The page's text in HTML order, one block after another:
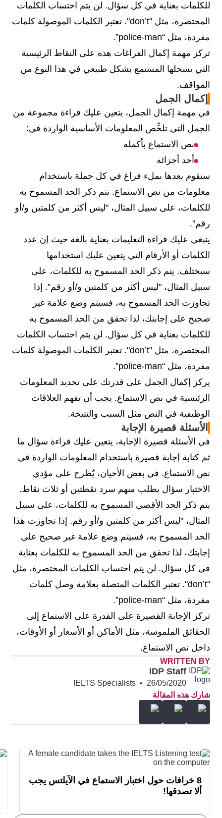
للكلمات بعناية في كل سؤال. لن يتم احتساب الكلمات
المختصرة، مثل "don’t". تعتبر الكلمات الموصولة كلمات
مفردة، مثل “police-man”.
تركز مهمة إكمال الفراغات هذه على النقاط الرئيسية
التي يسجلها المستمع بشكل طبيعي في هذا النوع من
المواقف.
إكمال الجمل
في مهمة إكمال الجمل، يتعين عليك قراءة مجموعة من
الجمل التي تلخِّص المعلومات الأساسية الواردة في:
نص الاستماع بأكمله
أحد أجزائه
ستقوم بعدها بملء فراغ في كل جملة باستخدام
معلومات من نص الاستماع. يتم ذكر الحد المسموح به
للكلمات، على سبيل المثال، "ليس أكثر من كلمتين و/أو
رقم”.
ينبغي عليك قراءة التعليمات بعناية بالغة حيث إن عدد
الكلمات أو الأرقام التي يتعين عليك استخدامها
سيختلف. يتم ذكر الحد المسموح به للكلمات، على
سبيل المثال، "ليس أكثر من كلمتين و/أو رقم”. إذا
تجاوزت الحد المسموح به، فسيتم وضع علامة غير
صحيح على إجابتك، لذا تحقق من الحد المسموح به
للكلمات بعناية في كل سؤال. لن يتم احتساب الكلمات
المختصرة، مثل "don’t". تعتبر الكلمات الموصولة كلمات
مفردة، مثل “police-man”.
يركز إكمال الجمل على قدرتك على تحديد المعلومات
الرئيسية في نص الاستماع. يجب أن تفهم العلاقات
الوظيفية في النص مثل السبب والنتيجة.
الأسئلة قصيرة الإجابة
في الأسئلة قصيرة الإجابة، يتعين عليك قراءة سؤال ما
ثم كتابة إجابة قصيرة باستخدام المعلومات الواردة في
نص الاستماع. في بعض الأحيان، يُطرح على مؤدي
الاختبار سؤال يطلب منهم سرد نقطتين أو ثلاث نقاط.
يتم ذكر الحد الأقصى المسموح به للكلمات، على سبيل
المثال، "ليس أكثر من كلمتين و/أو رقم. إذا تجاوزت هذا
الحد المسموح به، فسيتم وضع علامة غير صحيح على
إجابتك، لذا تحقق من الحد المسموح به للكلمات بعناية
في كل سؤال. لن يتم احتساب الكلمات المختصرة، مثل
"don’t". تعتبر الكلمات المتصلة بعلامة وصل كلمات
مفردة، مثل “police-man”.
تركز الإجابة القصيرة على القدرة على الاستماع إلى
الحقائق الملموسة، مثل الأماكن أو الأسعار أو الأوقات،
داخل نص الاستماع.
WRITTEN BY
IDP Staff
26/05/2020
•
IELTS Specialists
شارك هذه المقالة
8 خرافات حول اختبار الاستماع في الآيلتس يجب
ألا تصدقها!